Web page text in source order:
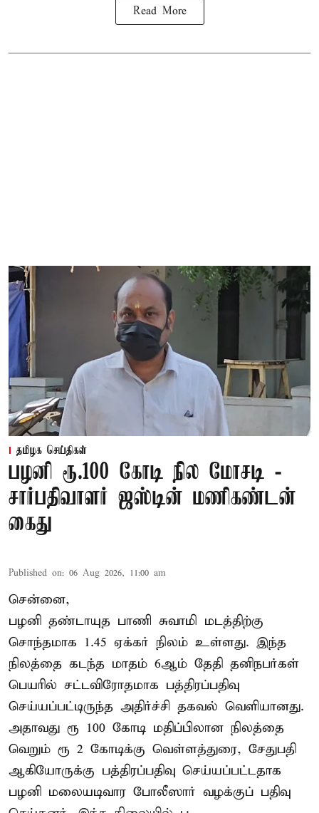
Read More
தமிழக செய்திகள்
பழனி ரூ.100 கோடி நில மோசடி -
சார்பதிவாளர் ஜஸ்டின் மணிகண்டன்
கைது
Published on: 06 Aug 2026, 11:00 am
சென்னை,
பழனி தண்டாயுத பாணி சுவாமி மடத்திற்கு
சொந்தமாக 1.45 ஏக்கர் நிலம் உள்ளது. இந்த
நிலத்தை கடந்த மாதம் 6ஆம் தேதி தனிநபர்கள்
பெயரில் சட்டவிரோதமாக பத்திரப்பதிவு
செய்யப்பட்டிருந்த அதிர்ச்சி தகவல் வெளியானது.
அதாவது ரூ 100 கோடி மதிப்பிலான நிலத்தை
வெறும் ரூ 2 கோடிக்கு வெள்ளத்துரை, சேதுபதி
ஆகியோருக்கு பத்திரப்பதிவு செய்யப்பட்டதாக
பழனி மலையடிவார போலீஸார் வழக்குப் பதிவு